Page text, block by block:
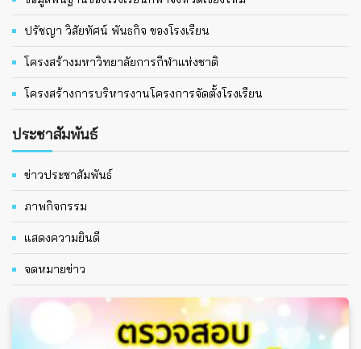
ปรัชญา วิสัยทัศน์ พันธกิจ ของโรงเรียน
โครงสร้างมหาวิทยาลัยการกีฬาแห่งชาติ
โครงสร้างการบริหารงานโครงการจัดตั้งโรงเรียน
ประชาสัมพันธ์
ข่าวประชาสัมพันธ์
ภาพกิจกรรม
แสดงความยินดี
จดหมายข่าว